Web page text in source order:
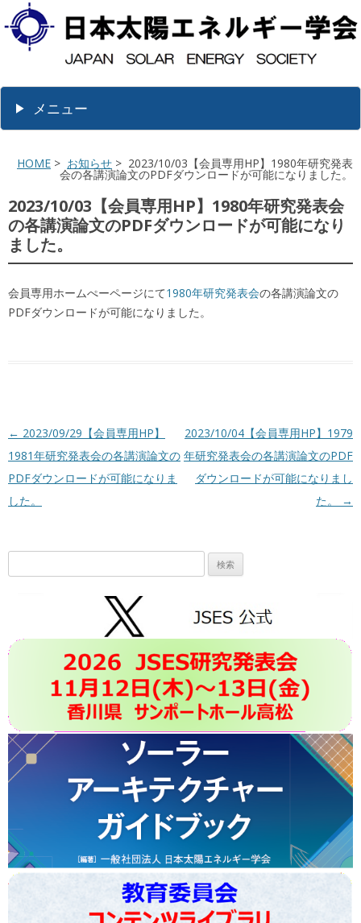
メニュー
HOME > お知らせ > 2023/10/03【会員専用HP】1980年研究発表
会の各講演論文のPDFダウンロードが可能になりました。
2023/10/03【会員専用HP】1980年研究発表会
の各講演論文のPDFダウンロードが可能になり
ました。
会員専用ホームぺーページにて1980年研究発表会の各講演論文の
PDFダウンロードが可能になりました。
投稿ナビゲーション
← 2023/09/29【会員専用HP】
1981年研究発表会の各講演論文の
PDFダウンロードが可能になりま
した。
2023/10/04【会員専用HP】1979
年研究発表会の各講演論文のPDF
ダウンロードが可能になりまし
た。
→
索: